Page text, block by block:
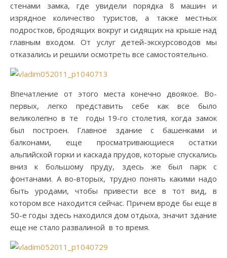
стенами замка, где увидели порядка 8 машин и
изрядное количество туристов, а также местных
подростков, бродящих вокруг и сидящих на крыше над
главным входом. От услуг детей-экскурсоводов мы
отказались и решили осмотреть все самостоятельно.
Впечатление от этого места конечно двоякое. Во-
первых, легко представить себе как все было
великолепно в те годы 19-го столетия, когда замок
был построен. Главное здание с башенками и
балконами, еще просматривающиеся остатки
альпийской горки и каскада прудов, которые спускались
вниз к большому пруду, здесь же был парк с
фонтанами. А во-вторых, трудно понять какими надо
быть уродами, чтобы привести все в тот вид, в
котором все находится сейчас. Причем вроде бы еще в
50-е годы здесь находился дом отдыха, значит здание
еще не стало развалиной в то время.